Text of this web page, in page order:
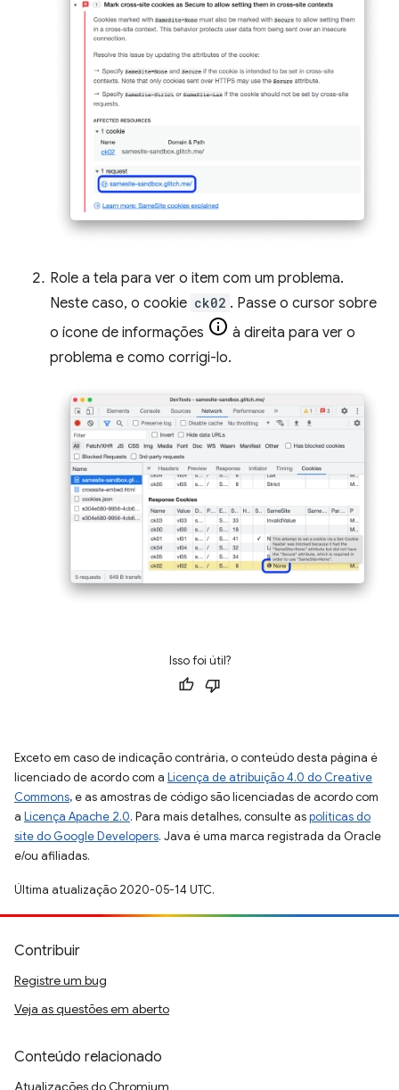
Role a tela para ver o item com um problema.
Neste caso, o cookie ck02 . Passe o cursor sobre
o ícone de informações
à direita para ver o
problema e como corrigi-lo.
Isso foi útil?
Exceto em caso de indicação contrária, o conteúdo desta página é
licenciado de acordo com a Licença de atribuição 4.0 do Creative
Commons, e as amostras de código são licenciadas de acordo com
a Licença Apache 2.0. Para mais detalhes, consulte aspolíticas do
site do Google Developers. Java é uma marca registrada da Oracle
e/ou afiliadas.
Última atualização 2020-05-14 UTC.
Contribuir
Registre um bug
Veja as questões em aberto
Conteúdo relacionado
Atualizações do Chromium